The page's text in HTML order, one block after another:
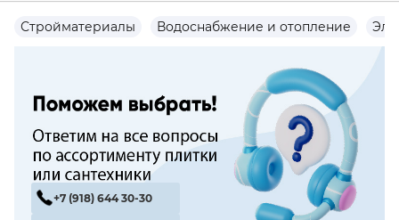
Стройматериалы Водоснабжение и отопление
+7 (918) 644 30-30